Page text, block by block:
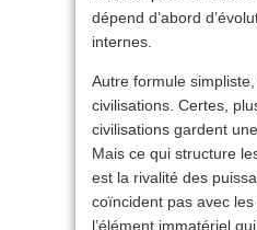
dépend d’abord
internes.
Autre formule
civilisations. Certes,
civilisations gardent
Mais ce qui structure
est la rivalité des
coïncident pas avec
l’élément immatériel